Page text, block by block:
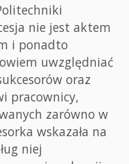
nie jest aktem
i ponadto
uwzględniać
oraz
pracownicy,
zarówno w
wskazała na
niej